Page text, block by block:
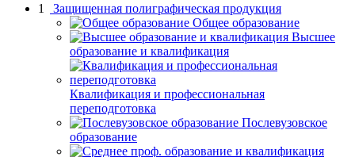
1
Защищенная полиграфическая продукция
Общее образование
Высшее
образование и квалификация
Квалификация и профессиональная
переподготовка
Послевузовское
образование